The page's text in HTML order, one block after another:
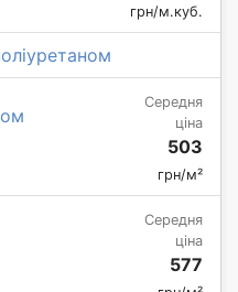
грн/м.куб.
Середня
ціна
503
грн/м²
Середня
ціна
577